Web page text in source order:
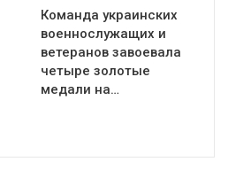
Команда украинских
военнослужащих и
ветеранов завоевала
четыре золотые
медали на…